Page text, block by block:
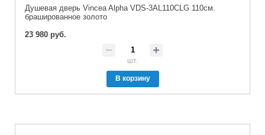
Душевая дверь Vincea Alpha VDS-3AL110CLG 110см.
брашированное золото
23 980 руб.
шт.
В корзину